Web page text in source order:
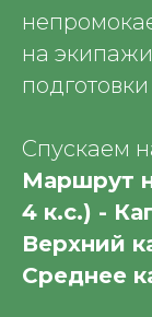
на
Спускаем
Маршрут
4 к.с.) -
Верхний
Среднее